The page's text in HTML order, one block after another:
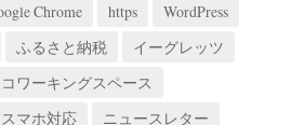
Chrome https
WordPress
ふるさと納税
イーグレッツ
コワーキングスペース
スマホ対応
ニュースレター